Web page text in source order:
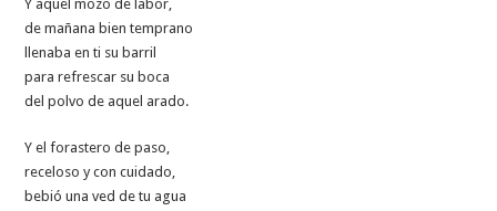
Y aquel mozo de labor,
de mañana bien temprano
llenaba en ti su barril
para refrescar su boca
del polvo de aquel arado.
Y el forastero de paso,
receloso y con cuidado,
bebió una ved de tu agua